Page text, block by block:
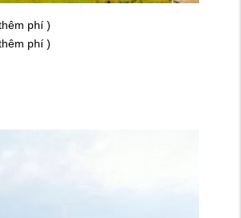
phí )
phí )